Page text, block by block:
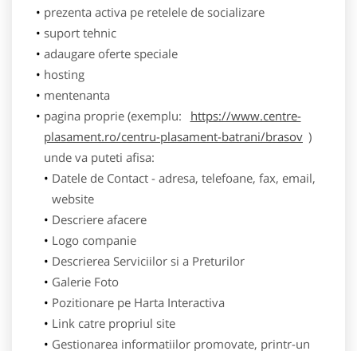
prezenta activa pe retelele de socializare
suport tehnic
adaugare oferte speciale
hosting
mentenanta
pagina proprie (exemplu:
https://www.centre-
plasament.ro/centru-plasament-batrani/brasov )
unde va puteti afisa:
Datele de Contact - adresa, telefoane, fax, email,
website
Descriere afacere
Logo companie
Descrierea Serviciilor si a Preturilor
Galerie Foto
Pozitionare pe Harta Interactiva
Link catre propriul site
Gestionarea informatiilor promovate, printr-un